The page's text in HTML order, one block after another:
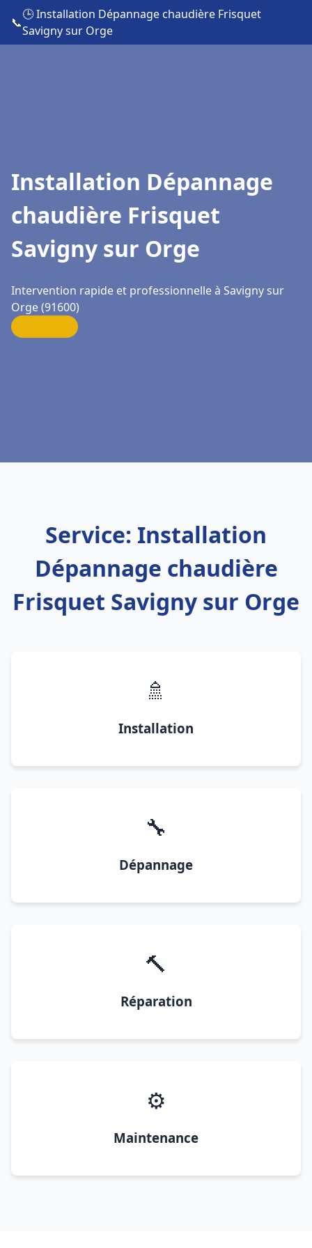
📞
🕒 Installation Dépannage chaudière Frisquet
Savigny sur Orge
Installation Dépannage
chaudière Frisquet
Savigny sur Orge
Intervention rapide et professionnelle à Savigny sur
Orge (91600)
Service: Installation
Dépannage chaudière
Frisquet Savigny sur Orge
🚿
Installation
🔧
Dépannage
🔨
Réparation
⚙️
Maintenance